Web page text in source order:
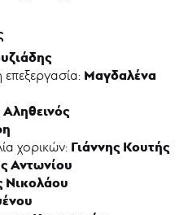
Μαγδαλένα
χορικών: Γιάννης Κουτής
Αντωνίου